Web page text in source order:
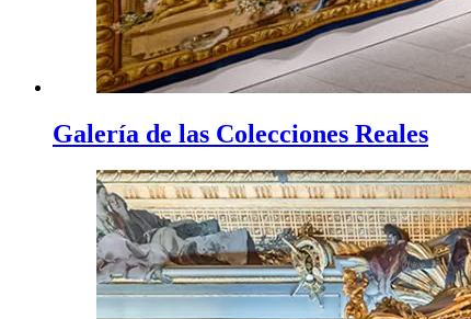
Galería de las Colecciones Reales